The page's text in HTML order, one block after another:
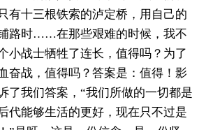
有十三根铁索的泸定桥，用自己的
路时……在那些艰难的时候，我不
小战士牺牲了连长，值得吗？为了
奋战，值得吗？答案是：值得！影
了我们答案，“我们所做的一切都是
代能够生活的更好，现在只不过是